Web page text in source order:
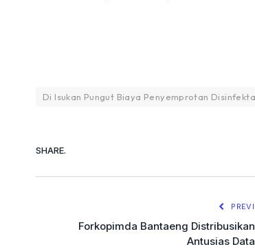
Di Isukan Pungut Biaya Penyemprotan
SHARE.
Forkopimda Bantaeng
Antusias